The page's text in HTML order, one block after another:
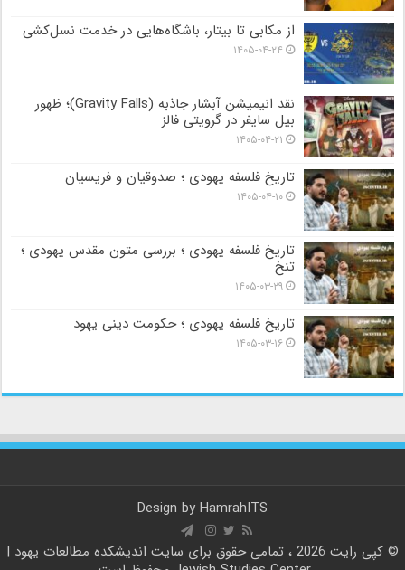
از مکابی تا بیتار، باشگاه‌هایی در خدمت نسل‌کشی
۱۴۰۵-۰۴-۲۴
نقد انیمیشن آبشار جاذبه (Gravity Falls)؛ ظهور
بیل سایفر در گرویتی فالز
۱۴۰۵-۰۴-۲۱
تاریخ فلسفه یهودی ؛ صدوقیان و فریسیان
۱۴۰۵-۰۴-۱۰
تاریخ فلسفه یهودی ؛ بررسی متون مقدس یهودی ؛
تنخ
۱۴۰۵-۰۳-۲۹
تاریخ فلسفه یهودی ؛ حکومت دینی یهود
۱۴۰۵-۰۳-۱۶
Design by HamrahITS
© کپی رایت 2026 ، تمامی حقوق برای سایت
اندیشکده مطالعات یهود |